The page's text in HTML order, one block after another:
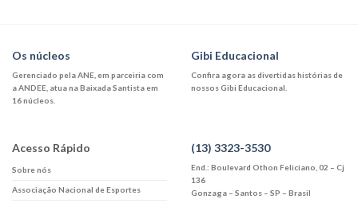
Os núcleos
Gerenciado pela ANE, em parceiria com
a ANDEE, atua na Baixada Santista em
16 núcleos.
Gibi Educacional
Confira agora as divertidas histórias de
nossos Gibi Educacional.
Acesso Rápido
Sobre nós
Associação Nacional de Esportes
(13) 3323-3530
End.: Boulevard Othon Feliciano, 02 – Cj
136
Gonzaga – Santos – SP – Brasil